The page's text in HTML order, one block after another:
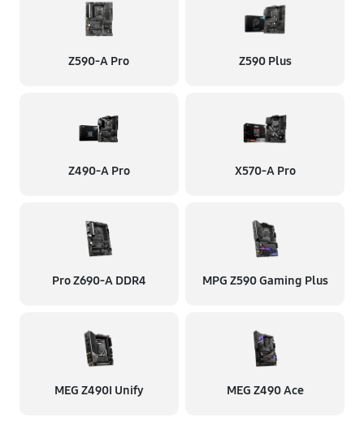
Z590-A Pro Z590 Plus
Z490-A Pro X570-A Pro
Pro Z690-A DDR4 MPG Z590 Gaming Plus
MEG Z490I Unify MEG Z490 Ace